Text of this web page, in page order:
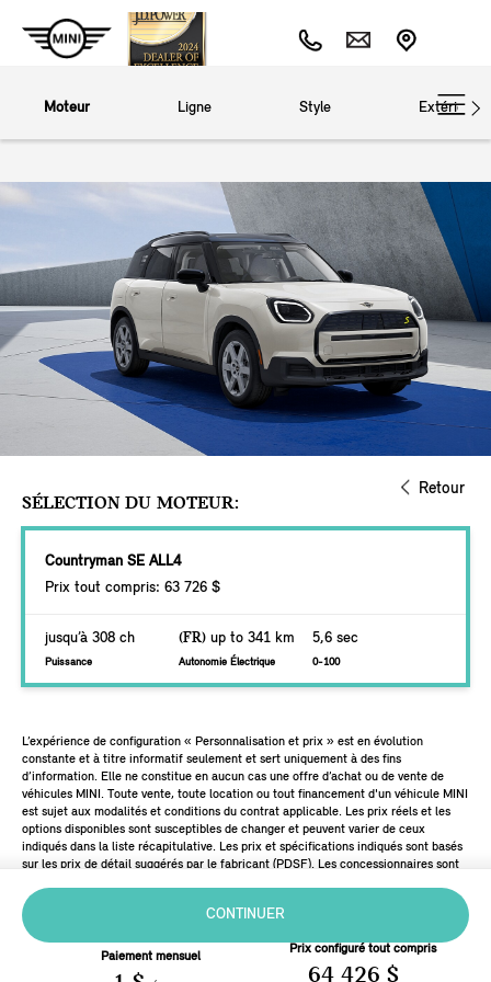
Moteur Ligne Style Extérieur
Retour
SÉLECTION DU MOTEUR:
Countryman SE ALL4
Prix tout compris: 63 726 $
jusqu’à 308 ch
Puissance
(FR) up to 341 km
Autonomie Électrique
5,6 sec
0-100
CONTINUER
Paiement mensuel
Prix configuré tout compris
64 426 $
L’expérience de configuration « Personnalisation et prix » est en évolution
constante et à titre informatif seulement et sert uniquement à des fins
d’information. Elle ne constitue en aucun cas une offre d’achat ou de vente de
véhicules MINI. Toute vente, toute location ou tout financement d'un véhicule MINI
est sujet aux modalités et conditions du contrat applicable. Les prix réels et les
options disponibles sont susceptibles de changer et peuvent varier de ceux
indiqués dans la liste récapitulative. Les prix et spécifications indiqués sont basés
sur les prix de détail suggérés par le fabricant (PDSF). Les concessionnaires sont